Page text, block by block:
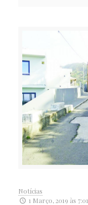
Notícias
1 Março, 2019 às 7:01